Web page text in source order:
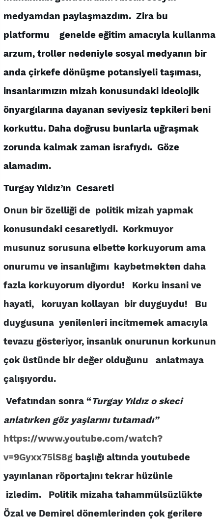
medyamdan paylaşmazdım. Zira bu
platformu genelde eğitim amacıyla kullanma
arzum, troller nedeniyle sosyal medyanın bir
anda çirkefe dönüşme potansiyeli taşıması,
insanlarımızın mizah konusundaki ideolojik
önyargılarına dayanan seviyesiz tepkileri beni
korkuttu. Daha doğrusu bunlarla uğraşmak
zorunda kalmak zaman israfıydı. Göze
alamadım.
Turgay Yıldız’ın Cesareti
Onun bir özelliği de politik mizah yapmak
konusundaki cesaretiydi. Korkmuyor
musunuz sorusuna elbette korkuyorum ama
onurumu ve insanlığımı kaybetmekten daha
fazla korkuyorum diyordu! Korku insani ve
hayati, koruyan kollayan bir duyguydu! Bu
duygusuna yenilenleri incitmemek amacıyla
tevazu gösteriyor, insanlık onurunun korkunun
çok üstünde bir değer olduğunu anlatmaya
çalışıyordu.
Vefatından sonra “Turgay Yıldız o skeci
anlatırken göz yaşlarını tutamadı”
https://www.youtube.com/watch?
v=9Gyxx75lS8g başlığı altında youtubede
yayınlanan röportajını tekrar hüzünle
izledim. Politik mizaha tahammülsüzlükte
Özal ve Demirel dönemlerinden çok gerilere